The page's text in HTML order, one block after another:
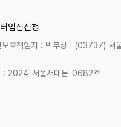
입점신청
호책임자 : 박무성 (03737) 서
: 2024-서울서대문-0682호